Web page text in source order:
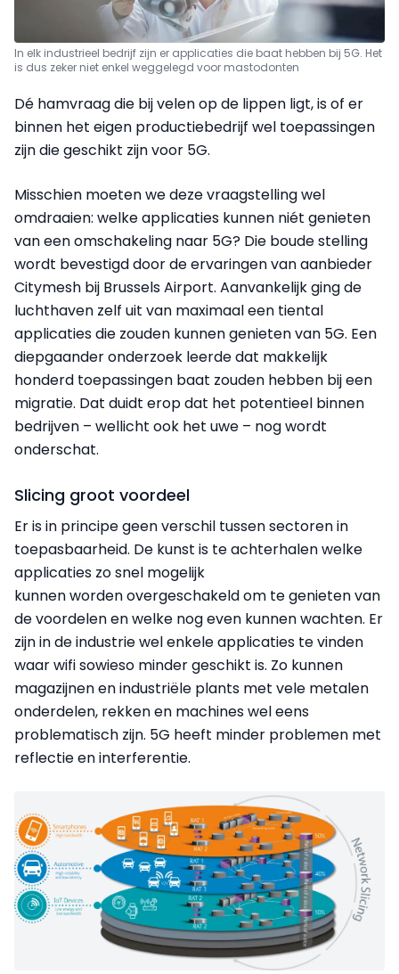
In elk industrieel bedrijf zijn er applicaties die baat hebben bij 5G. Het
is dus zeker niet enkel weggelegd voor mastodonten
Dé hamvraag die bij velen op de lippen ligt, is of er
binnen het eigen productiebedrijf wel toepassingen
zijn die geschikt zijn voor 5G.
Misschien moeten we deze vraagstelling wel
omdraaien: welke applicaties kunnen niét genieten
van een omschakeling naar 5G? Die boude stelling
wordt bevestigd door de ervaringen van aanbieder
Citymesh bij Brussels Airport. Aanvankelijk ging de
luchthaven zelf uit van maximaal een tiental
applicaties die zouden kunnen genieten van 5G. Een
diepgaander onderzoek leerde dat makkelijk
honderd toepassingen baat zouden hebben bij een
migratie. Dat duidt erop dat het potentieel binnen
bedrijven – wellicht ook het uwe – nog wordt
onderschat.
Slicing groot voordeel
Er is in principe geen verschil tussen sectoren in
toepasbaarheid. De kunst is te achterhalen welke
applicaties zo snel mogelijk
kunnenwordenovergeschakeld om te genieten van
de voordelen en welke nog even kunnen wachten. Er
zijn in de industrie wel enkele applicaties te vinden
waar wifi sowieso minder geschikt is. Zo kunnen
magazijnen en industriële plants met vele metalen
onderdelen, rekken en machines wel eens
problematisch zijn. 5G heeft minder problemen met
reflectie en interferentie.